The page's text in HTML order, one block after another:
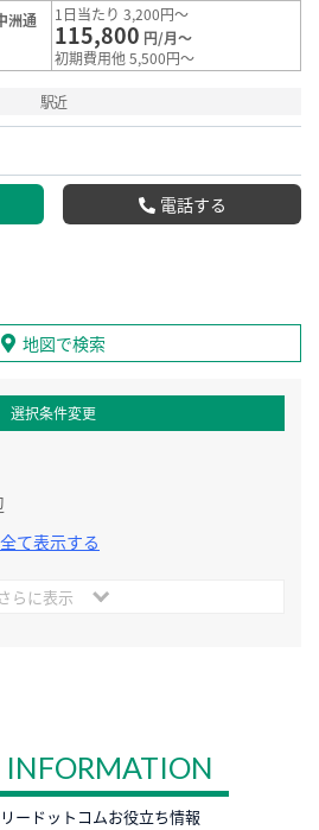
洲通
1日当たり 3,200円～
115,800 円/月～
初期費用他 5,500円～
駅近
電話する
地図で検索
選択条件変更
て表示する
さらに表示
INFORMATION
ードットコムお役立ち情報